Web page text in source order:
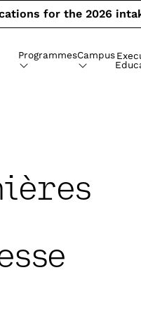
for the 2026
ProgrammesCampus